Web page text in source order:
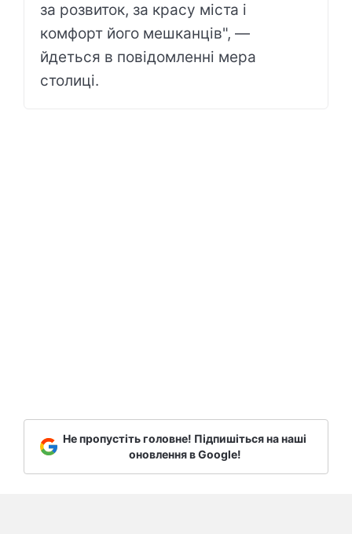
за розвиток, за красу міста і
комфорт його мешканців", —
йдеться в повідомленні мера
столиці.
Не пропустіть головне! Підпишіться на наші
оновлення в Google!